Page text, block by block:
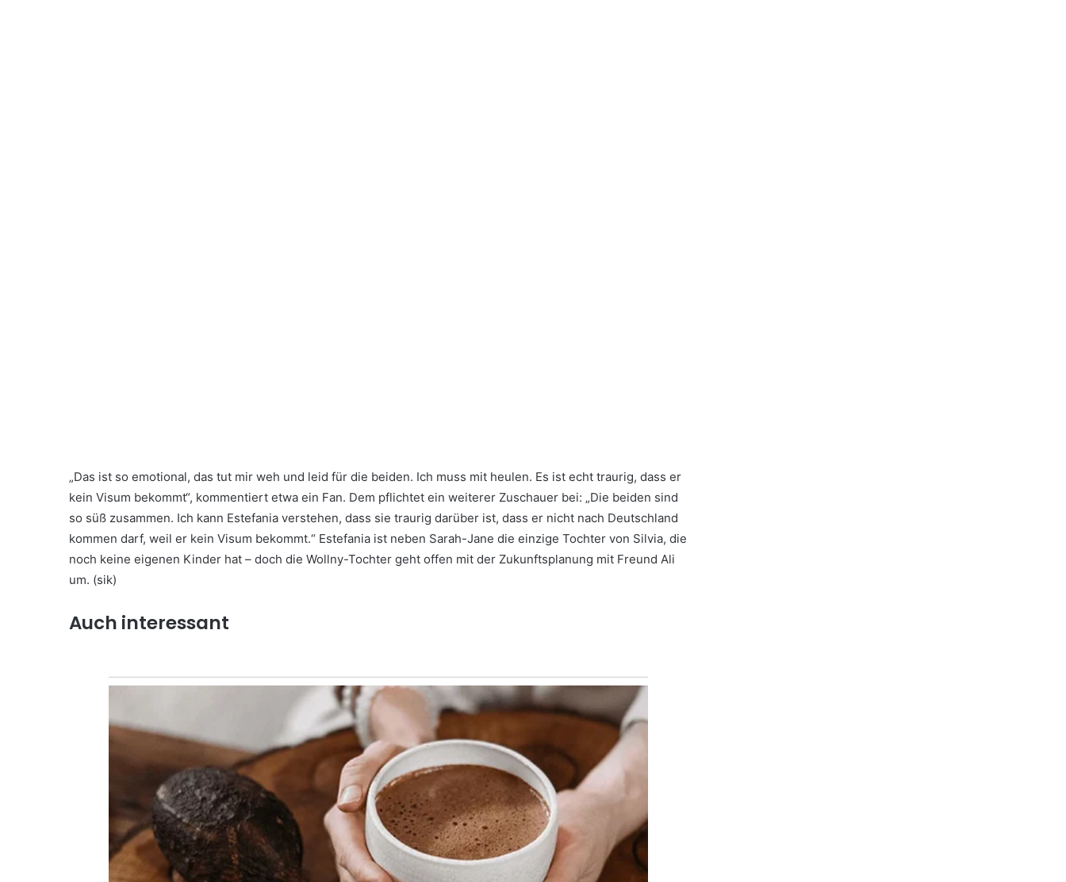
„Das ist so emotional, das tut mir weh und leid für die beiden. Ich muss mit heulen. Es ist echt traurig, dass er
kein Visum bekommt“, kommentiert etwa ein Fan. Dem pflichtet ein weiterer Zuschauer bei: „Die beiden sind
so süß zusammen. Ich kann Estefania verstehen, dass sie traurig darüber ist, dass er nicht nach Deutschland
kommen darf, weil er kein Visum bekommt.“ Estefania ist neben Sarah-Jane die einzige Tochter von Silvia, die
noch keine eigenen Kinder hat – doch die Wollny-Tochter geht offen mit der Zukunftsplanung mit Freund Ali
um. (sik)
Auch interessant